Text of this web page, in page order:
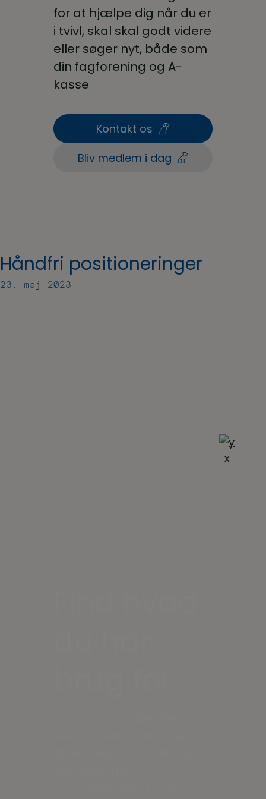
for at hjælpe dig når du er
i tvivl, skal skal godt videre
eller søger nyt, både som
din fagforening og A-
kasse
Kontakt os
Bliv medlem i dag
Håndfri positioneringer
23. maj 2023
x